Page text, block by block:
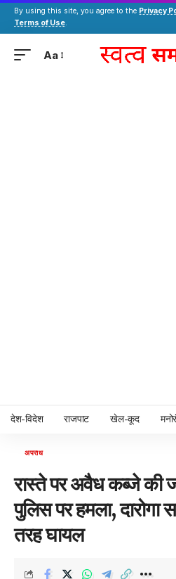
By using this site, you agree to the Privacy
Terms of Use.
Aa
देश-विदेश राजपाट खेल-कूद
अपराध
रास्ते पर अवैध कब्जे की
पुलिस पर हमला, दारोगा
तरह घायल